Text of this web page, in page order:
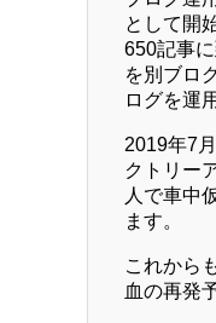
として開
650記事
を別ブロ
ログを運
2019年7
クトリー
人で車中
ます。
これから
血の再発